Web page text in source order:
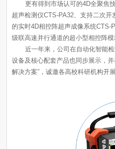
级联高速并行通道的超小型相控阵
解决方案”，诚邀各高校科研机构开